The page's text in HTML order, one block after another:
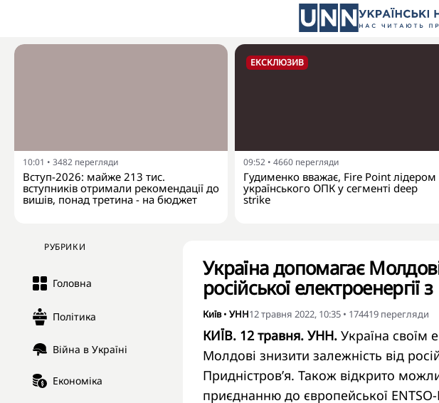
10:01 • 3482 перегляди
Вступ-2026: майже 213 тис.
вступників отримали рекомендації до
вишів, понад третина - на бюджет
ЕКСКЛЮЗИВ
09:52 • 4660 перегляди
Гудименко вважає, Fire Point лідером
українського ОПК у сегменті deep
strike
РУБРИКИ
Головна
Політика
Війна в Україні
Економіка
Україна допомагає
російської
Київ• УНН12 травня 2022, 10:35 • 174419 перегляди
КИЇВ. 12 травня. УНН. Україна своїм
Молдові знизити залежність від
Придністров’я. Також відкрито
приєднанню до європейської